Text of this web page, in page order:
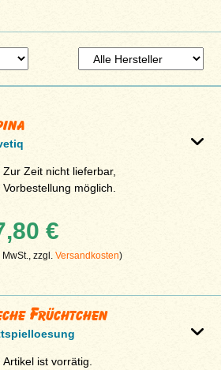
Zur Zeit nicht lieferbar,
Vorbestellung möglich.
€
MwSt., zzgl.Versandkosten)
Früchtchen
Artikel ist vorrätig.